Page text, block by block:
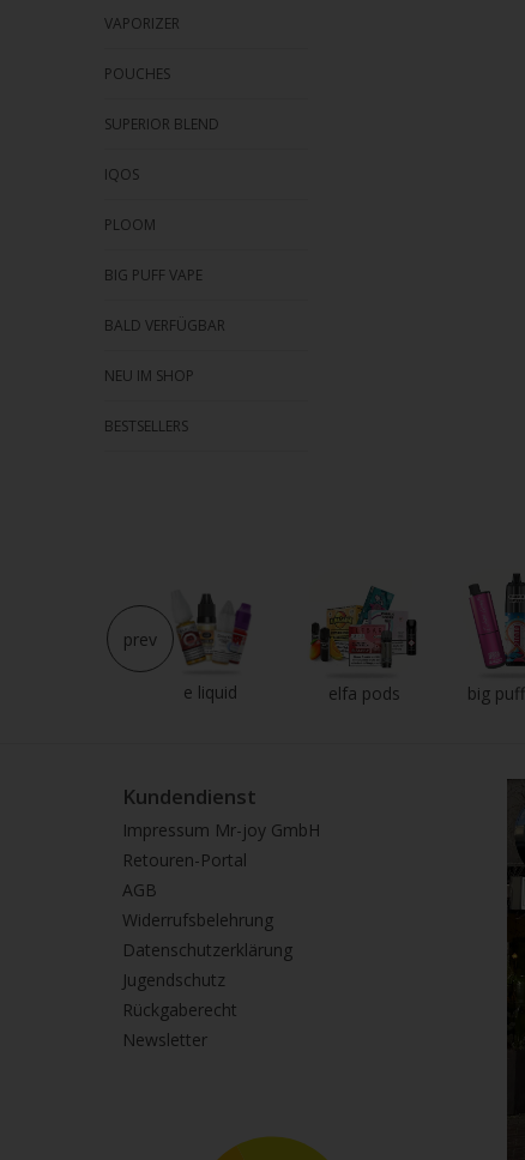
VAPORIZER
POUCHES
SUPERIOR BLEND
IQOS
PLOOM
BIG PUFF VAPE
BALD VERFÜGBAR
NEU IM SHOP
BESTSELLERS
e liquid elfa pods big
prev
Kundendienst
Impressum Mr-joy GmbH
Retouren-Portal
AGB
Widerrufsbelehrung
Datenschutzerklärung
Jugendschutz
Rückgaberecht
Newsletter